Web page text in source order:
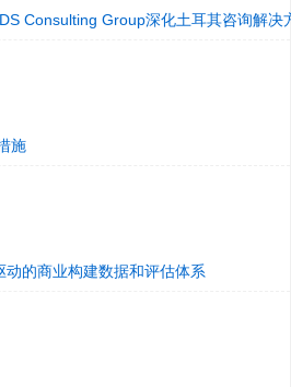
Consulting Group深化土耳其咨询解决
施
的商业构建数据和评估体系